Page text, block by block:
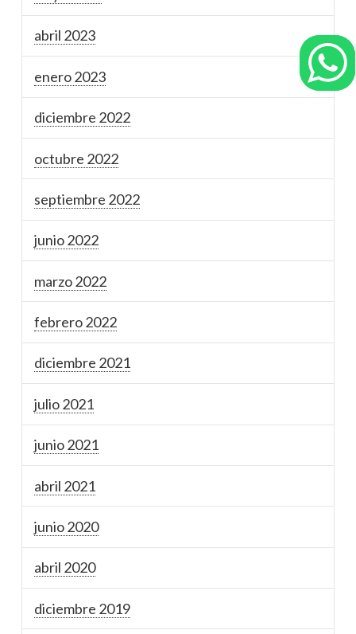
abril 2023
enero 2023
diciembre 2022
octubre 2022
septiembre 2022
junio 2022
marzo 2022
febrero 2022
diciembre 2021
julio 2021
junio 2021
abril 2021
junio 2020
abril 2020
diciembre 2019